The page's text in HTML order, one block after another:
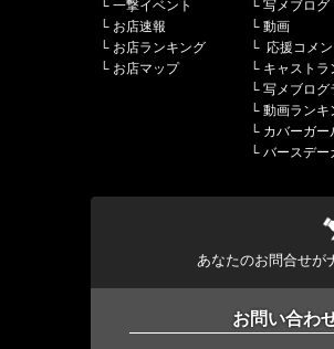
└ 一撃イベント
└ お店速報
└ お店ランキング
└ お店マップ
└ 写メブログ
└ 動画
└ 応援コメ
└ キャストラ
└ 写メブログ
└ 動画ランキ
└ カバーガー
└ バースデー
あなたのお問合せが
お問い合わ